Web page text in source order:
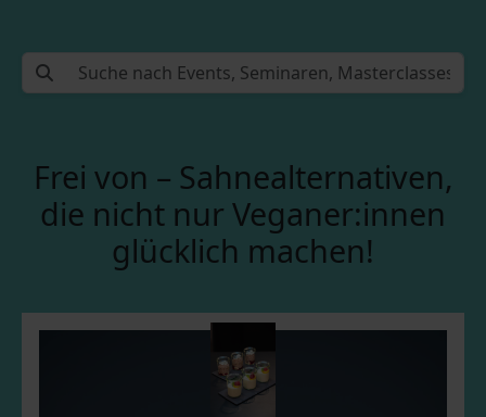
Frei von – Sahnealternativen,
die nicht nur Veganer:innen
glücklich machen!